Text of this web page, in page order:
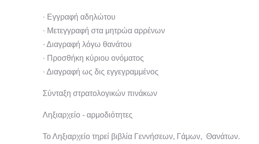
· Εγγραφή αδηλώτου
· Μετεγγραφή στα μητρώα αρρένων
· Διαγραφή λόγω θανάτου
· Προσθήκη κύριου ονόματος
· Διαγραφή ως δις εγγεγραμμένος
Σύνταξη στρατολογικών πινάκων
Ληξιαρχείο - αρμοδιότητες
Το Ληξιαρχείο τηρεί βιβλία Γεννήσεων, Γάμων, Θανάτων.